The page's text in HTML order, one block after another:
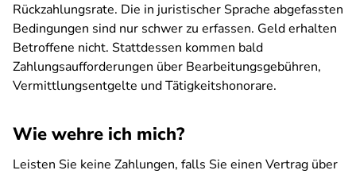
Rückzahlungsrate. Die in juristischer Sprache abgefassten
Bedingungen sind nur schwer zu erfassen. Geld erhalten
Betroffene nicht. Stattdessen kommen bald
Zahlungsaufforderungen über Bearbeitungsgebühren,
Vermittlungsentgelte und Tätigkeitshonorare.
Wie wehre ich mich?
Leisten Sie keine Zahlungen, falls Sie einen Vertrag über